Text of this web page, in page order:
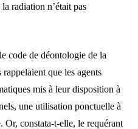
radiation n’était pas
code de déontologie de la
que les agents
mis à leur disposition à
une utilisation ponctuelle à
Or, constata-t-elle, le requérant